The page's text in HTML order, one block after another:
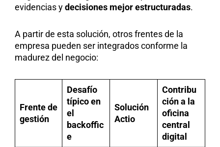
evidencias ydecisiones mejor estructuradas.
A partir de esta solución, otros frentes de la
empresa pueden ser integrados conforme la
madurez del negocio:
Frente de
gestión
Desafío
típico en
el
backoffic
e
Solución
Actio
Contribu
ción a la
oficina
central
digital